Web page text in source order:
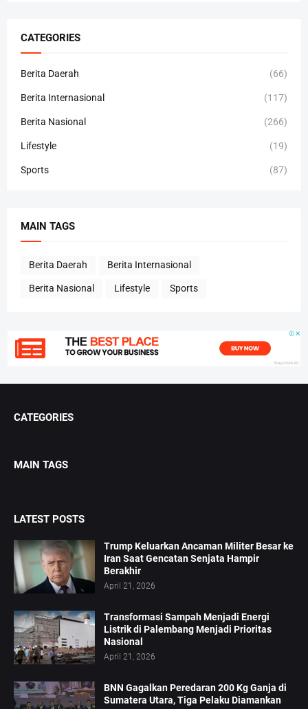
CATEGORIES
Berita Daerah (66)
Berita Internasional (117)
Berita Nasional (266)
Lifestyle (19)
Sports (87)
MAIN TAGS
Berita Daerah Berita Internasional
Berita Nasional Lifestyle Sports
CATEGORIES
MAIN TAGS
LATEST POSTS
Trump Keluarkan Ancaman Militer Besar ke
Iran Saat Gencatan Senjata Hampir
Berakhir
April 21, 2026
Transformasi Sampah Menjadi Energi
Listrik di Palembang Menjadi Prioritas
Nasional
April 21, 2026
BNN Gagalkan Peredaran 200 Kg Ganja di
Sumatera Utara, Tiga Pelaku Diamankan